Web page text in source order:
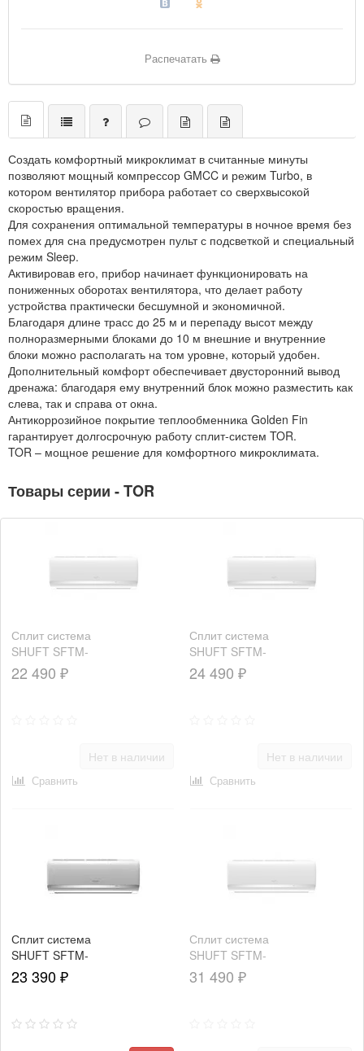
Распечатать
Создать комфортный микроклимат в считанные минуты
позволяют мощный компрессор GMCC и режим Turbo, в
котором вентилятор прибора работает со сверхвысокой
скоростью вращения.
Для сохранения оптимальной температуры в ночное время без
помех для сна предусмотрен пульт с подсветкой и специальный
режим Sleep.
Активировав его, прибор начинает функционировать на
пониженных оборотах вентилятора, что делает работу
устройства практически бесшумной и экономичной.
Благодаря длине трасс до 25 м и перепаду высот между
полноразмерными блоками до 10 м внешние и внутренние
блоки можно располагать на том уровне, который удобен.
Дополнительный комфорт обеспечивает двусторонний вывод
дренажа: благодаря ему внутренний блок можно разместить как
слева, так и справа от окна.
Антикоррозийное покрытие теплообменника Golden Fin
гарантирует долгосрочную работу сплит-систем TOR.
TOR – мощное решение для комфортного микроклимата.
Товары серии - TOR
Сплит система
SHUFT SFTM-
07HN1_22Y
22 490 ₽
Нет в наличии
Сравнить
Сплит система
SHUFT SFTM-
09HN1_22Y
24 490 ₽
Нет в наличии
Сравнить
Сплит система
SHUFT SFTM-
09HN1_23Y
23 390 ₽
Сплит система
SHUFT SFTM-
12HN1_22Y
31 490 ₽